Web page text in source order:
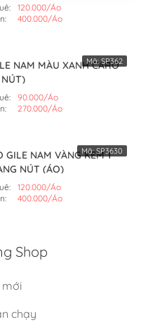
120.000/Áo
400.000/Áo
NAM MÀU XANH CARO
90.000/Áo
270.000/Áo
Mã:SP362
GILE NAM VÀNG KEM 1
NÚT (ÁO)
120.000/Áo
400.000/Áo
Mã:SP3630
Shop
mới
chạy